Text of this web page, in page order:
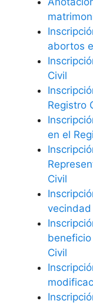
abortos
Civil
Registro
en el
Civil
vecindad
Civil